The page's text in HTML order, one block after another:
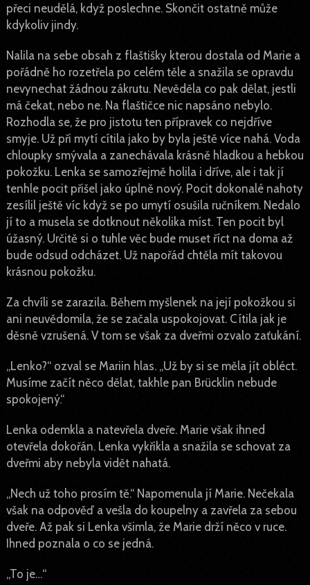
přeci neudělá, když poslechne. Skončit ostatně může
kdykoliv jindy.
Nalila na sebe obsah z flaštišky kterou dostala od Marie a
pořádně ho rozetřela po celém těle a snažila se opravdu
nevynechat žádnou zákrutu. Nevěděla co pak dělat, jestli
má čekat, nebo ne. Na flaštičce nic napsáno nebylo.
Rozhodla se, že pro jistotu ten přípravek co nejdříve
smyje. Už při mytí cítila jako by byla ještě více nahá. Voda
chloupky smývala a zanechávala krásně hladkou a hebkou
pokožku. Lenka se samozřejmě holila i dříve, ale i tak jí
tenhle pocit přišel jako úplně nový. Pocit dokonalé nahoty
zesílil ještě víc když se po umytí osušila ručníkem. Nedalo
jí to a musela se dotknout několika míst. Ten pocit byl
úžasný. Určitě si o tuhle věc bude muset říct na doma až
bude odsud odcházet. Už napořád chtěla mít takovou
krásnou pokožku.
Za chvíli se zarazila. Během myšlenek na její pokožkou si
ani neuvědomila, že se začala uspokojovat. Cítila jak je
děsně vzrušená. V tom se však za dveřmi ozvalo zaťukání.
„Lenko?“ ozval se Mariin hlas. „Už by si se měla jít obléct.
Musíme začít něco dělat, takhle pan Brücklin nebude
spokojený.“
Lenka odemkla a natevřela dveře. Marie však ihned
otevřela dokořán. Lenka vykřikla a snažila se schovat za
dveřmi aby nebyla vidět nahatá.
„Nech už toho prosím tě.“ Napomenula jí Marie. Nečekala
však na odpověď a vešla do koupelny a zavřela za sebou
dveře. Až pak si Lenka všimla, že Marie drží něco v ruce.
Ihned poznala o co se jedná.
„To je…“